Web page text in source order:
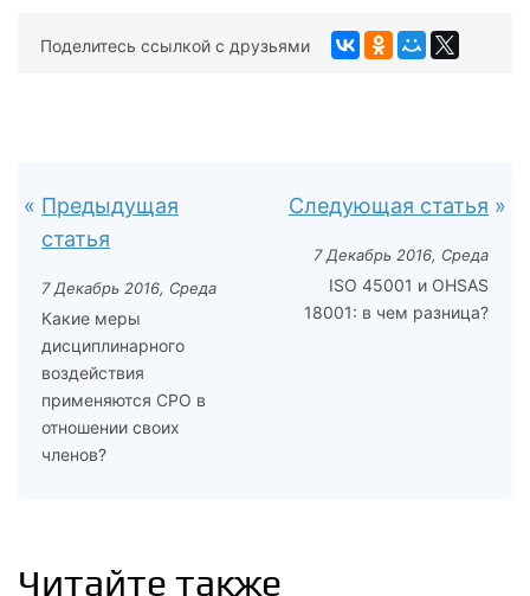
Поделитесь ссылкой с друзьями
Предыдущая
статья
7 Декабрь 2016, Среда
Какие меры
дисциплинарного
воздействия
применяются СРО в
отношении своих
членов?
Следующая статья
7 Декабрь 2016, Среда
ISO 45001 и OHSAS
18001: в чем разница?
Читайте также